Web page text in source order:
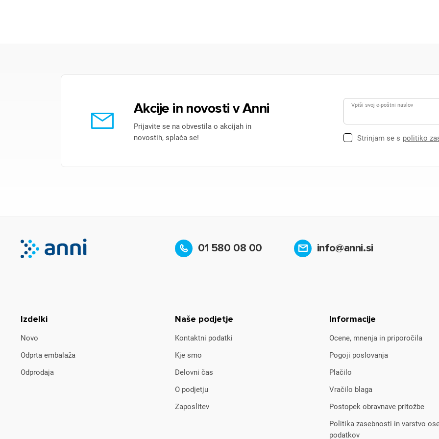
Akcije in novosti v Anni
Prijavite se na obvestila o akcijah in
novostih, splača se!
Vpiši svoj e-poštni naslov
Strinjam se s politiko
01 580 08 00 info@anni.si
Izdelki
Novo
Odprta embalaža
Odprodaja
Naše podjetje
Kontaktni podatki
Kje smo
Delovni čas
O podjetju
Zaposlitev
Informacije
Ocene, mnenja in priporočila
Pogoji poslovanja
Plačilo
Vračilo blaga
Postopek obravnave pritožbe
Politika zasebnosti in varstvo
podatkov